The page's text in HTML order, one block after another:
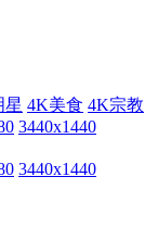
星 4K美食 4K宗教
3440x1440
3440x1440